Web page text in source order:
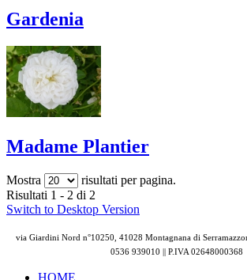
Gardenia
Madame Plantier
Mostra
risultati per pagina.
Risultati 1 - 2 di 2
Switch to Desktop Version
via Giardini Nord n°10250, 41028 Montagnana di
0536 939010 || P.IVA 02648000368
HOME